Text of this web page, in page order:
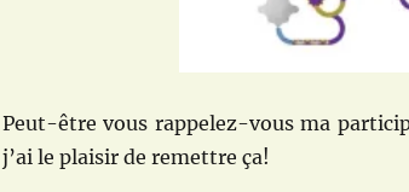
Peut-être vous rappelez-vous ma
j’ai le plaisir de remettre ça!